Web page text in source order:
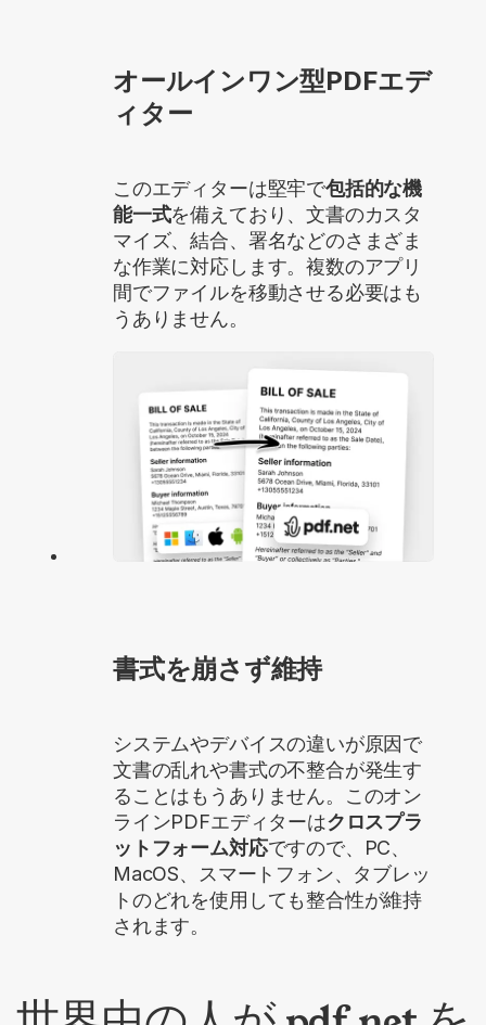
オールインワン型PDFエデ
ィター
このエディターは堅牢で包括的な機
能一式を備えており、文書のカスタ
マイズ、結合、署名などのさまざま
な作業に対応します。複数のアプリ
間でファイルを移動させる必要はも
うありません。
書式を崩さず維持
システムやデバイスの違いが原因で
文書の乱れや書式の不整合が発生す
ることはもうありません。このオン
ラインPDFエディターはクロスプラ
ットフォーム対応ですので、PC、
MacOS、スマートフォン、タブレッ
トのどれを使用しても整合性が維持
されます。